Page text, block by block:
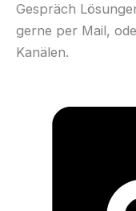
Gespräch
gerne per Mail,
Kanälen.